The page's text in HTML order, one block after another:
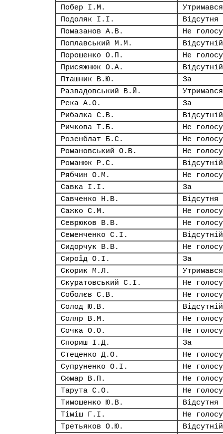
Побер І.М.
Утримався
Подоляк І.І.
Відсутня
Помазанов А.В.
Не
Поплавський М.М.
Відсутній
Порошенко О.П.
Не
Присяжнюк О.А.
Відсутній
Пташник В.Ю.
За
Развадовський В.Й.
Утримався
Река А.О.
За
Рибалка С.В.
Відсутній
Ричкова Т.Б.
Не
Розенблат Б.С.
Не
Романовський О.В.
Не
Романюк Р.С.
Відсутній
Рябчин О.М.
Не
Савка І.І.
За
Савченко Н.В.
Відсутня
Сажко С.М.
Не
Севрюков В.В.
Не
Семенченко С.І.
Відсутній
Сидорчук В.В.
Не
Сироїд О.І.
За
Скорик М.Л.
Утримався
Скуратовський С.І.
Не
Соболєв С.В.
Не
Солод Ю.В.
Відсутній
Соляр В.М.
Не
Сочка О.О.
Не
Спориш І.Д.
За
Стеценко Д.О.
Не
Супруненко О.І.
Не
Сюмар В.П.
Не
Тарута С.О.
Не
Тимошенко Ю.В.
Відсутня
Тіміш Г.І.
Не
Третьяков О.Ю.
Відсутній